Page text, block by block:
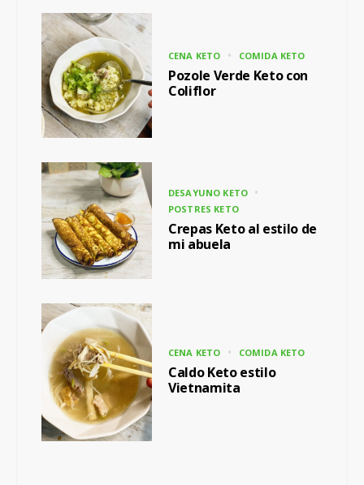
CENA KETO COMIDA KETO
Pozole Verde Keto con
Coliflor
DESAYUNO KETO
POSTRES KETO
Crepas Keto al estilo de
mi abuela
CENA KETO COMIDA KETO
Caldo Keto estilo
Vietnamita